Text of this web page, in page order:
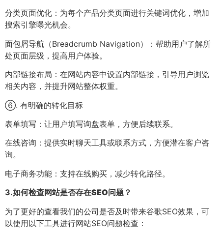
分类页面优化：为每个产品分类页面进行关键词优化，增加
搜索引擎曝光机会。
面包屑导航（Breadcrumb Navigation）：帮助用户了解所
处页面层级，提高用户体验。
内部链接布局：在网站内容中设置内部链接，引导用户浏览
相关内容，并提升网站整体权重。
⑥. 有明确的转化目标
表单填写：让用户填写询盘表单，方便后续联系。
在线咨询：提供实时聊天工具或联系方式，方便潜在客户咨
询。
电子商务功能：支持在线购买，减少转化路径。
3.如何检查网站是否存在SEO问题？
为了更好的查看我们的公司是否及时带来谷歌SEO效果，可
以使用以下工具进行网站SEO问题检查：